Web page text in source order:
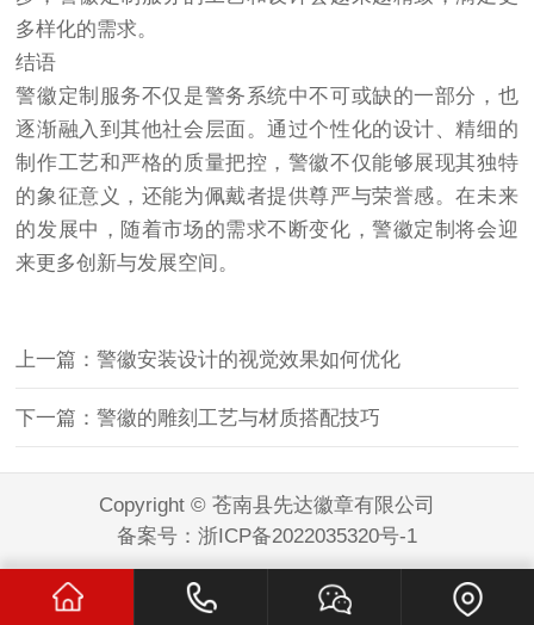
多样化的需求。
结语
警徽定制服务不仅是警务系统中不可或缺的一部分，也
逐渐融入到其他社会层面。通过个性化的设计、精细的
制作工艺和严格的质量把控，警徽不仅能够展现其独特
的象征意义，还能为佩戴者提供尊严与荣誉感。在未来
的发展中，随着市场的需求不断变化，警徽定制将会迎
来更多创新与发展空间。
上一篇：警徽安装设计的视觉效果如何优化
下一篇：警徽的雕刻工艺与材质搭配技巧
Copyright © 苍南县先达徽章有限公司
备案号： 浙ICP备2022035320号-1